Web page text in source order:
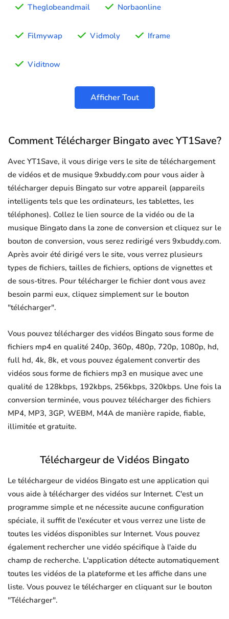
Theglobeandmail Norbaonline
Filmywap Vidmoly Iframe
Viditnow
Afficher Tout
Comment Télécharger Bingato avec YT1Save?
Avec YT1Save, il vous dirige vers le site de téléchargement
de vidéos et de musique 9xbuddy.com pour vous aider à
télécharger depuis Bingato sur votre appareil (appareils
intelligents tels que les ordinateurs, les tablettes, les
téléphones). Collez le lien source de la vidéo ou de la
musique Bingato dans la zone de conversion et cliquez sur le
bouton de conversion, vous serez redirigé vers 9xbuddy.com.
Après avoir été dirigé vers le site, vous verrez plusieurs
types de fichiers, tailles de fichiers, options de vignettes et
de sous-titres. Pour télécharger le fichier dont vous avez
besoin parmi eux, cliquez simplement sur le bouton
"télécharger".
Vous pouvez télécharger des vidéos Bingato sous forme de
fichiers mp4 en qualité 240p, 360p, 480p, 720p, 1080p, hd,
full hd, 4k, 8k, et vous pouvez également convertir des
vidéos sous forme de fichiers mp3 en musique avec une
qualité de 128kbps, 192kbps, 256kbps, 320kbps. Une fois la
conversion terminée, vous pouvez télécharger des fichiers
MP4, MP3, 3GP, WEBM, M4A de manière rapide, fiable,
illimitée et gratuite.
Téléchargeur de Vidéos Bingato
Le téléchargeur de vidéos Bingato est une application qui
vous aide à télécharger des vidéos sur Internet. C'est un
programme simple et ne nécessite aucune configuration
spéciale, il suffit de l'exécuter et vous verrez une liste de
toutes les vidéos disponibles sur Internet. Vous pouvez
également rechercher une vidéo spécifique à l'aide du
champ de recherche. L'application détecte automatiquement
toutes les vidéos de la plateforme et les affiche dans une
liste. Vous pouvez le télécharger en cliquant sur le bouton
"Télécharger".